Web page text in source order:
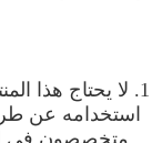
1. لا يحتاج هذا
استخدامه عن
متخصصون في